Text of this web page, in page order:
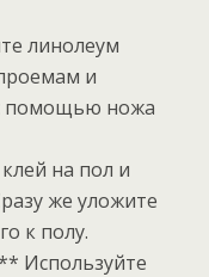
линолеум
и
помощью ножа
на пол и
же уложите
к полу.
Используйте